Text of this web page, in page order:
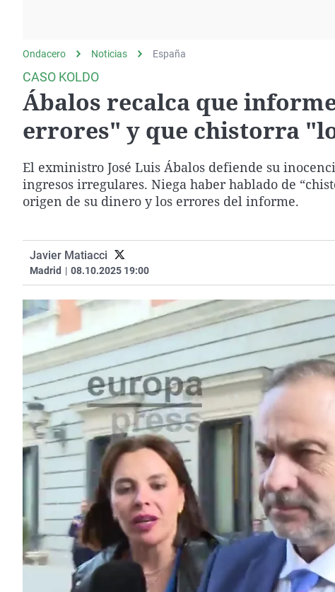
Como el perro y elEquipo de investigación
País Vasco
Ondacero Noticias España
CASO KOLDO
Ábalos recalca que
errores" y que chistorra
El exministro José Luis Ábalos defiende su
ingresos irregulares. Niega haber hablado de
origen de su dinero y los errores del informe.
Javier Matiacci
Madrid | 08.10.2025 19:00